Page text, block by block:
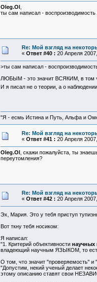
Oleg.Ol
ты сам написал -
Re: Мой взгляд на
« Ответ #40 : 20 Апреля
>ты сам написал -
ЛЮБЫМ - это значит ВСЯКИМ, в том
И я писал не о теории, а о
"Я - есмь Истина и Путь, Альфа и
Re: Мой взгляд на
« Ответ #41 : 20 Апреля
Oleg.Ol
, скажи пожалуйста, ты
переутомления?
Re: Мой взгляд на
« Ответ #42 : 20 Апреля
Эх, Мария. Это у тебя приступ
Вот ткну тебя носиком:
Я написал:
"1. Критерий объективности научных
владеющий научным ЯЗЫКОМ, то
О том, что значит "проверяемость"
"Допустим, некий ученый делает
этому описанию ставят свои